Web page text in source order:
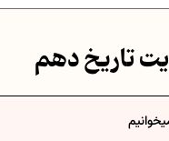
اشکال هندسی در ریاضیات
برنامه‌ ریزی درسی هفتم
تاریخ دهم